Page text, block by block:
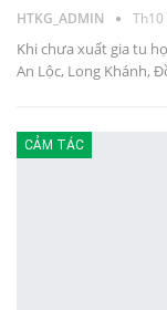
HTKG_ADMIN Th10
Khi chưa xuất gia tu
An Lộc, Long Khánh,
CẢM TÁC